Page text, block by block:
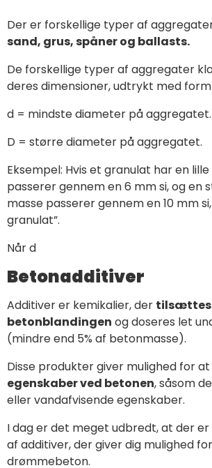
Der er forskellige typer af
sand, grus, spåner og ballasts.
De forskellige typer af aggregater
deres dimensioner, udtrykt med
d = mindste diameter på aggregatet.
D = større diameter på aggregatet.
Eksempel: Hvis et granulat har en
passerer gennem en 6 mm si, og
masse passerer gennem en 10 mm
granulat”.
Når d
Betonadditiver
Additiver er kemikalier, der tilsættes
betonblandingen og doseres let
(mindre end 5% af betonmasse).
Disse produkter giver mulighed for at
egenskaber ved betonen, såsom
eller vandafvisende egenskaber.
I dag er det meget udbredt, at der
af additiver, der giver dig mulighed
drømmebeton.